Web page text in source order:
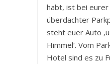
habt, ist bei eurer
überdachter
steht euer Auto
Himmel‘. Vom
Hotel sind es zu